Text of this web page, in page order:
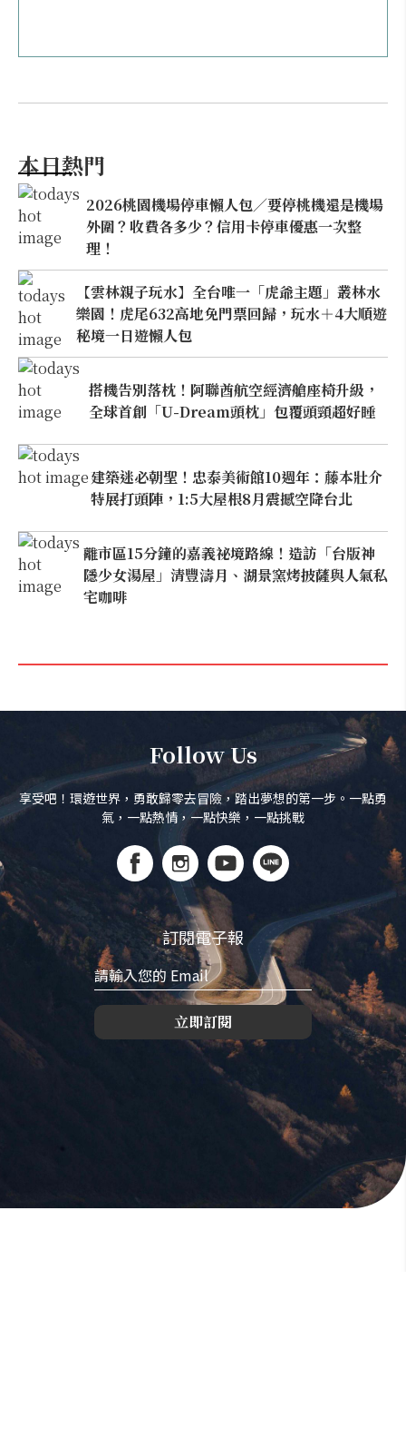
本日熱門
2026桃園機場停車懶人包／要停桃機還是機場
外圍？收費各多少？信用卡停車優惠一次整
理！
【雲林親子玩水】全台唯一「虎爺主題」叢林水
樂園！虎尾632高地免門票回歸，玩水＋4大順遊
秘境一日遊懶人包
搭機告別落枕！阿聯酋航空經濟艙座椅升級，
全球首創「U-Dream頭枕」包覆頭頸超好睡
建築迷必朝聖！忠泰美術館10週年：藤本壯介
特展打頭陣，1:5大屋根8月震撼空降台北
離市區15分鐘的嘉義祕境路線！造訪「台版神
隱少女湯屋」清豐濤月、湖景窯烤披薩與人氣私
宅咖啡
Follow Us
享受吧！環遊世界，勇敢歸零去冒險，踏出夢想的第一步。一點勇
氣，一點熱情，一點快樂，一點挑戰
訂閱電子報
立即訂閱